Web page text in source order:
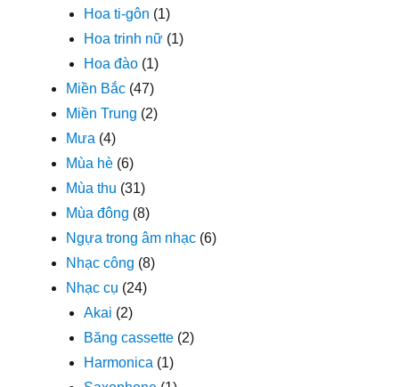
Hoa ti-gôn (1)
Hoa trinh nữ (1)
Hoa đào (1)
Miền Bắc (47)
Miền Trung (2)
Mưa (4)
Mùa hè (6)
Mùa thu (31)
Mùa đông (8)
Ngựa trong âm nhạc (6)
Nhạc công (8)
Nhạc cụ (24)
Akai (2)
Băng cassette (2)
Harmonica (1)